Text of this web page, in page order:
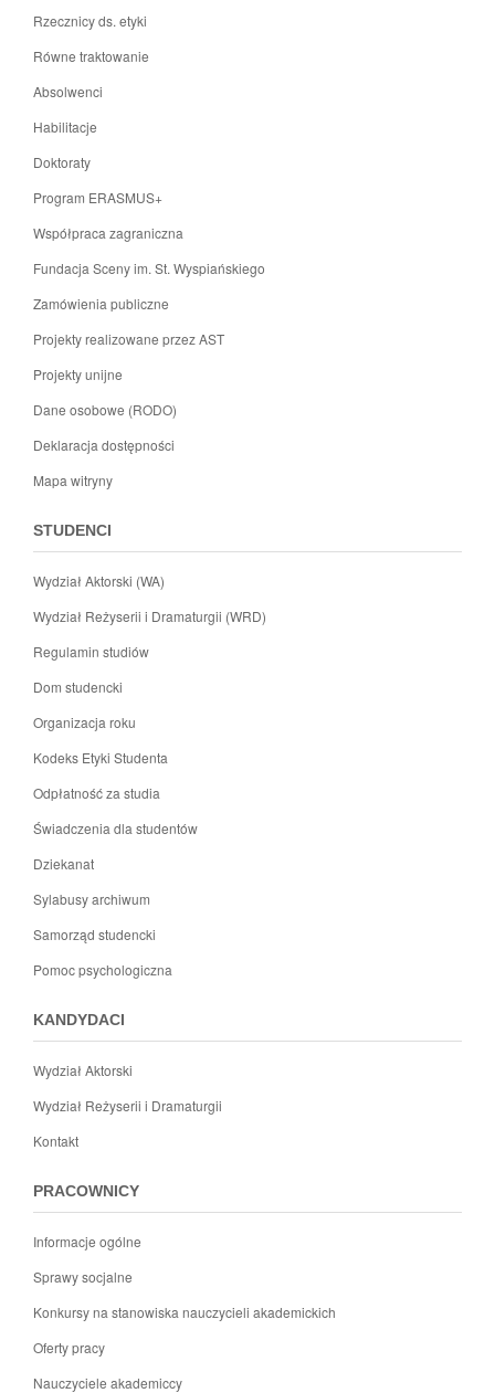
Rzecznicy ds. etyki
Równe traktowanie
Absolwenci
Habilitacje
Doktoraty
Program ERASMUS+
Współpraca zagraniczna
Fundacja Sceny im. St. Wyspiańskiego
Zamówienia publiczne
Projekty realizowane przez AST
Projekty unijne
Dane osobowe (RODO)
Deklaracja dostępności
Mapa witryny
STUDENCI
Wydział Aktorski (WA)
Wydział Reżyserii i Dramaturgii (WRD)
Regulamin studiów
Dom studencki
Organizacja roku
Kodeks Etyki Studenta
Odpłatność za studia
Świadczenia dla studentów
Dziekanat
Sylabusy archiwum
Samorząd studencki
Pomoc psychologiczna
KANDYDACI
Wydział Aktorski
Wydział Reżyserii i Dramaturgii
Kontakt
PRACOWNICY
Informacje ogólne
Sprawy socjalne
Konkursy na stanowiska nauczycieli akademickich
Oferty pracy
Nauczyciele akademiccy